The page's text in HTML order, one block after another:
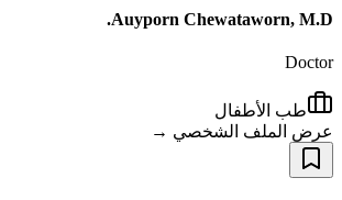
Auyporn Chewataworn, M.D.
Doctor
طب الأطفال
عرض الملف الشخصي →